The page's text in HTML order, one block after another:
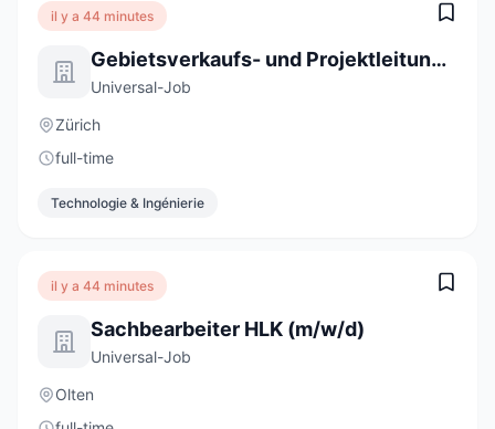
il y a 44 minutes
Gebietsverkaufs- und Projektleitung 100% (m/w/d)
Universal-Job
Zürich
full-time
Technologie & Ingénierie
il y a 44 minutes
Sachbearbeiter HLK (m/w/d)
Universal-Job
Olten